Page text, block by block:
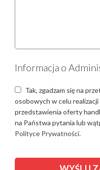
Informacja o
Tak, zgadzam się na
osobowych w celu realizacji
przedstawienia oferty
na Państwa pytania lub
Polityce Prywatności.